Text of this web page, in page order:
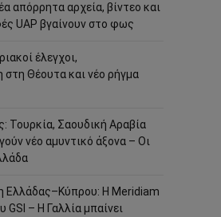
απόρρητα αρχεία, βίντεο και
UAP βγαίνουν στο φως
έλεγχοι,
στη Θέουτα και νέο ρήγμα
Τουρκία, Σαουδική Αραβία
νέο αμυντικό άξονα – Οι
Ελλάδας–Κύπρου: Η Meridiam
GSI – Η Γαλλία μπαίνει